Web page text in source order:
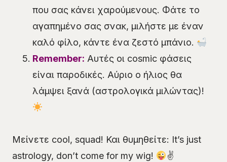
που σας κάνει χαρούμενους. Φάτε το
αγαπημένο σας σνακ, μιλήστε με έναν
καλό φίλο, κάντε ένα ζεστό μπάνιο.
Remember: Αυτές οι cosmic φάσεις
είναι παροδικές. Αύριο ο ήλιος θα
λάμψει ξανά (αστρολογικά μιλώντας)!
Μείνετε cool, squad! Και θυμηθείτε: It’s just
astrology, don’t come for my wig!
✌